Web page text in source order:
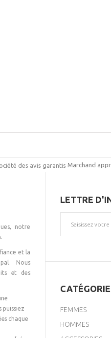
Marchand
notre
et la
Nous
et des
puissiez
chaque
LETTRE
FEMMES
HOMMES